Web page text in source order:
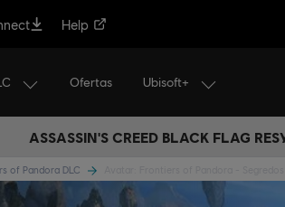
Help
Ofertas Ubisoft+
ASSASSIN'S CREED BLACK FLAG
of Pandora DLC